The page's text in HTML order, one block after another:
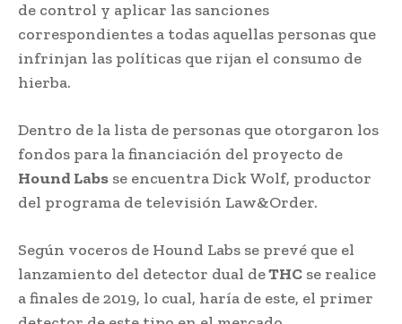
de control y aplicar las sanciones
correspondientes a todas aquellas personas que
infrinjan las políticas que rijan el consumo de
hierba.
Dentro de la lista de personas que otorgaron los
fondos para la financiación del proyecto de
Hound Labs se encuentra Dick Wolf, productor
del programa de televisión Law&Order.
Según voceros de Hound Labs se prevé que el
lanzamiento del detector dual deTHC se realice
a finales de 2019, lo cual, haría de este, el primer